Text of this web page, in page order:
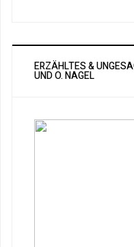
ERZÄHLTES &
ND O. NAGEL